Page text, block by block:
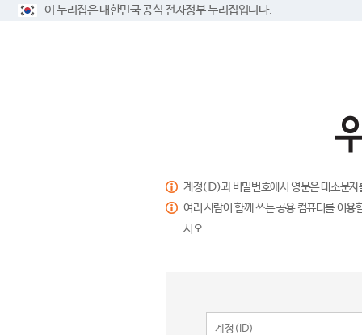
이 누리집은 대한민국 공식 전자정부 누리집입니다.
계정(ID)과 비밀번호에서 영문은 대소문
여러 사람이 함께 쓰는 공용 컴퓨터를 이
시오.